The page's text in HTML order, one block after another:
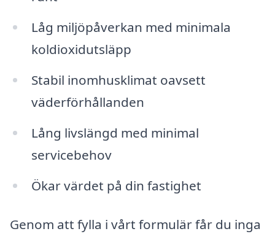
Låg miljöpåverkan med minimala
koldioxidutsläpp
Stabil inomhusklimat oavsett
väderförhållanden
Lång livslängd med minimal
servicebehov
Ökar värdet på din fastighet
Genom att fylla i vårt formulär får du inga